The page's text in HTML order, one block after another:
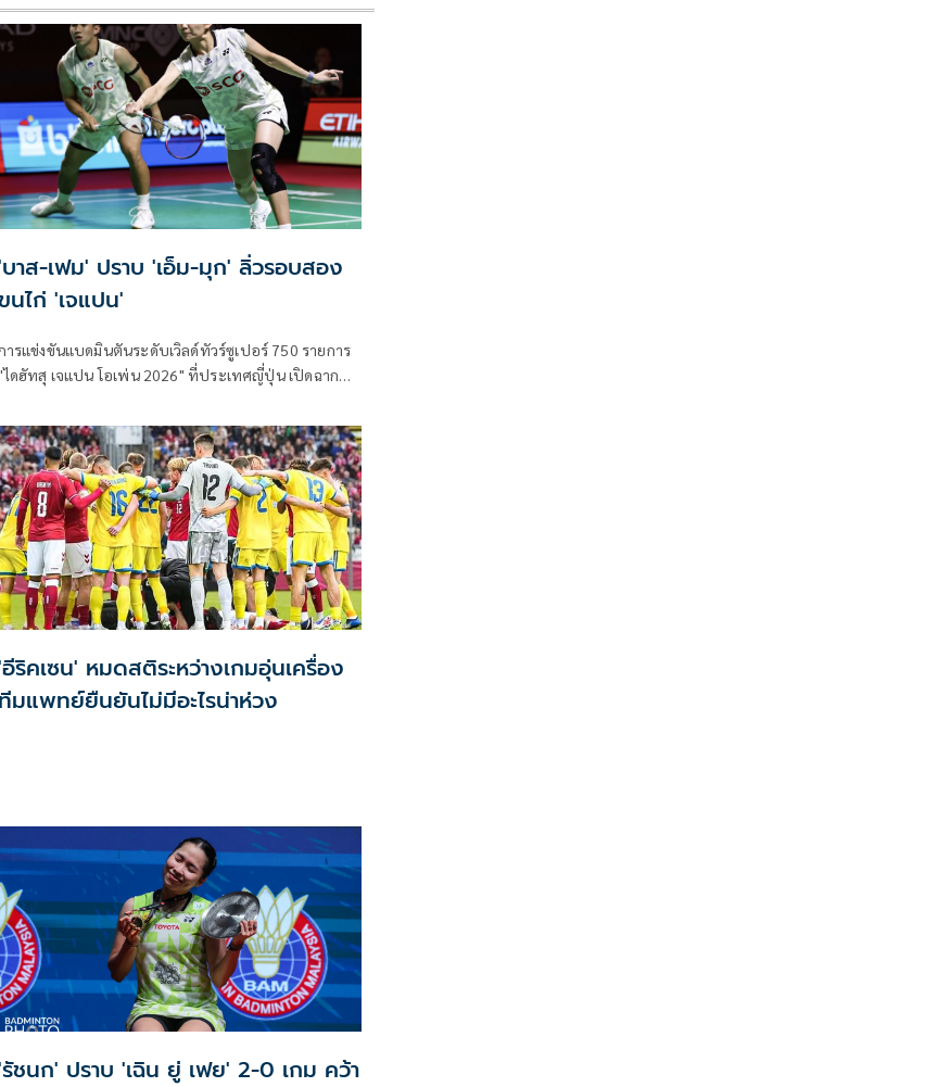
าส-เฟม' ปราบ 'เอ็ม-มุก' ลิ่วรอบสอง
นไก่ 'เจแปน'
ารแข่งขันแบดมินตันระดับเวิลด์ทัวร์ซูเปอร์ 750 รายการ
ไดฮัทสุ เจแปน โอเพ่น 2026" ที่ประเทศญี่ปุ่น เปิดฉาก
ริคเซน' หมดสติระหว่างเกมอุ่นเครื่อง
ทีมแพทย์ยืนยันไม่มีอะไรน่าห่วง
ชนก' ปราบ 'เฉิน ยู่ เฟย' 2-0 เกม คว้า